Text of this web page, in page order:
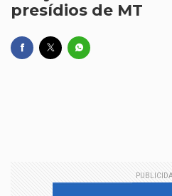
presídios de MT